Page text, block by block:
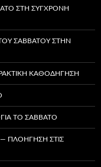
ΣΤΗ ΣΎΓΧΡΟΝΗ
ΣΑΒΒΆΤΟΥ ΣΤΗΝ
ΚΑΘΟΔΉΓΗΣΗ
ΤΟ ΣΆΒΒΑΤΟ
— ΠΛΟΉΓΗΣΗ ΣΤΙΣ